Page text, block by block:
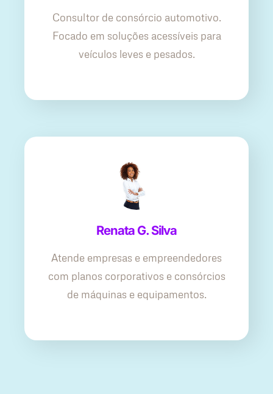
Consultor de consórcio automotivo.
Focado em soluções acessíveis para
veículos leves e pesados.
Renata G. Silva
Atende empresas e empreendedores
com planos corporativos e consórcios
de máquinas e equipamentos.